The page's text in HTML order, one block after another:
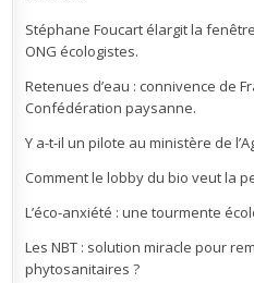
Stéphane Foucart élargit la
ONG écologistes.
Retenues d’eau : connivence de
Confédération paysanne.
Y a-t-il un pilote au ministère de
Comment le lobby du bio veut la
L’éco-anxiété : une tourmente
Les NBT : solution miracle pour
phytosanitaires ?